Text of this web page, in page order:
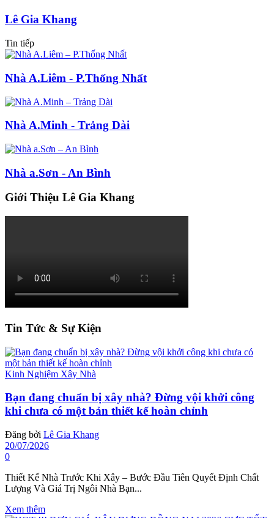
Lê Gia Khang
Tin tiếp
Nhà A.Liêm - P.Thống Nhất
Nhà A.Minh - Trảng Dài
Nhà a.Sơn - An Bình
Giới Thiệu Lê Gia Khang
Tin Tức & Sự Kiện
Kinh Nghiệm Xây Nhà
Bạn đang chuẩn bị xây nhà? Đừng vội khởi công
khi chưa có một bản thiết kế hoàn chỉnh
Đăng bởi Lê Gia Khang
20/07/2026
0
Thiết Kế Nhà Trước Khi Xây – Bước Đầu Tiên Quyết Định Chất
Lượng Và Giá Trị Ngôi Nhà Bạn...
Xem thêm